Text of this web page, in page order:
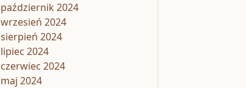
październik 2024
wrzesień 2024
sierpień 2024
lipiec 2024
czerwiec 2024
maj 2024